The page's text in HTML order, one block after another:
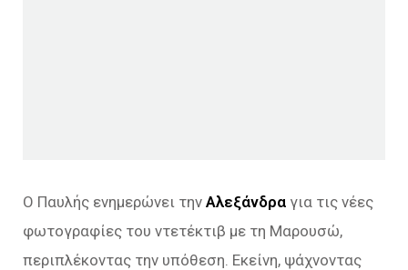
Ο Παυλής ενημερώνει την Αλεξάνδρα για τις νέες
φωτογραφίες του ντετέκτιβ με τη Μαρουσώ,
περιπλέκοντας την υπόθεση. Εκείνη, ψάχνοντας